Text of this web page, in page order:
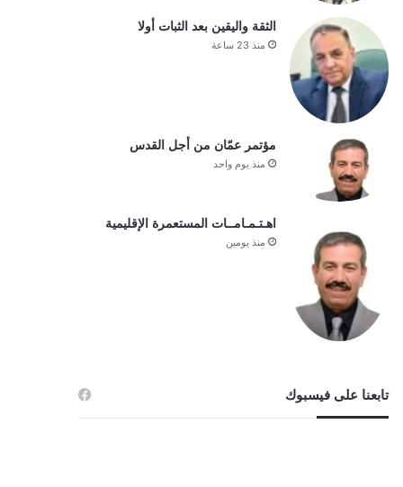
الثقة واليقين بعد الثبات أولا
منذ 23 ساعة
مؤتمر عمّان من أجل القدس
منذ يوم واحد
اهـتـمـامــات المستعمرة الإقليمية
منذ يومين
تابعنا على فيسبوك